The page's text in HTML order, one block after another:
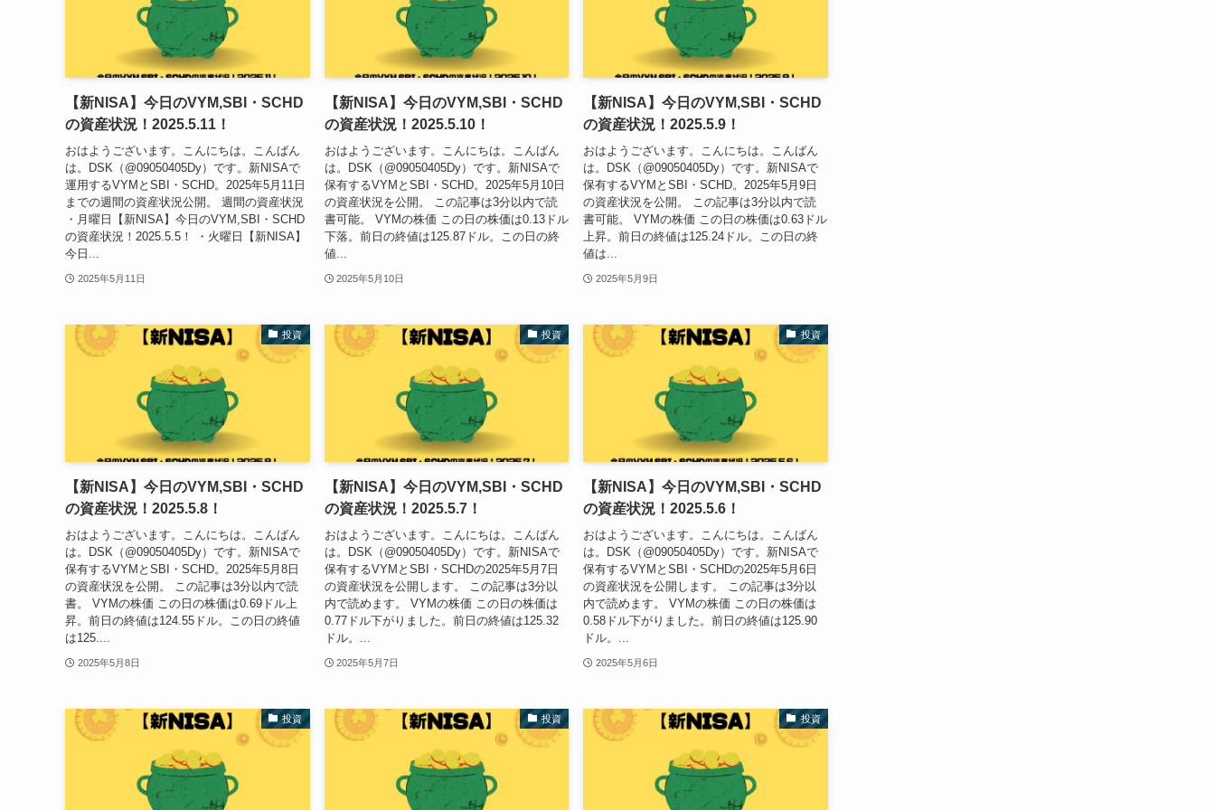
【新NISA】今日のVYM,SBI・SCHD
の資産状況！2025.5.11！
おはようございます。こんにちは。こんばん
は。DSK（@09050405Dy）です。新NISAで
運用するVYMとSBI・SCHD。2025年5月11日
までの週間の資産状況公開。 週間の資産状況
・月曜日【新NISA】今日のVYM,SBI・SCHD
の資産状況！2025.5.5！ ・火曜日【新NISA】
今日...
2025年5月11日
【新NISA】今日のVYM,SBI・SCHD
の資産状況！2025.5.10！
おはようございます。こんにちは。こんばん
は。DSK（@09050405Dy）です。新NISAで
保有するVYMとSBI・SCHD。2025年5月10日
の資産状況を公開。 この記事は3分以内で読
書可能。 VYMの株価 この日の株価は0.13ドル
下落。前日の終値は125.87ドル。この日の終
値...
2025年5月10日
【新NISA】今日のVYM,SBI・SCHD
の資産状況！2025.5.9！
おはようございます。こんにちは。こんばん
は。DSK（@09050405Dy）です。新NISAで
保有するVYMとSBI・SCHD。2025年5月9日
の資産状況を公開。 この記事は3分以内で読
書可能。 VYMの株価 この日の株価は0.63ドル
上昇。前日の終値は125.24ドル。この日の終
値は...
2025年5月9日
投資
【新NISA】今日のVYM,SBI・SCHD
の資産状況！2025.5.8！
おはようございます。こんにちは。こんばん
は。DSK（@09050405Dy）です。新NISAで
保有するVYMとSBI・SCHD。2025年5月8日
の資産状況を公開。 この記事は3分以内で読
書。 VYMの株価 この日の株価は0.69ドル上
昇。前日の終値は124.55ドル。この日の終値
は125....
2025年5月8日
投資
【新NISA】今日のVYM,SBI・SCHD
の資産状況！2025.5.7！
おはようございます。こんにちは。こんばん
は。DSK（@09050405Dy）です。新NISAで
保有するVYMとSBI・SCHDの2025年5月7日
の資産状況を公開します。 この記事は3分以
内で読めます。 VYMの株価 この日の株価は
0.77ドル下がりました。前日の終値は125.32
ドル。...
2025年5月7日
投資
【新NISA】今日のVYM,SBI・SCHD
の資産状況！2025.5.6！
おはようございます。こんにちは。こんばん
は。DSK（@09050405Dy）です。新NISAで
保有するVYMとSBI・SCHDの2025年5月6日
の資産状況を公開します。 この記事は3分以
内で読めます。 VYMの株価 この日の株価は
0.58ドル下がりました。前日の終値は125.90
ドル。...
2025年5月6日
投資 投資 投資